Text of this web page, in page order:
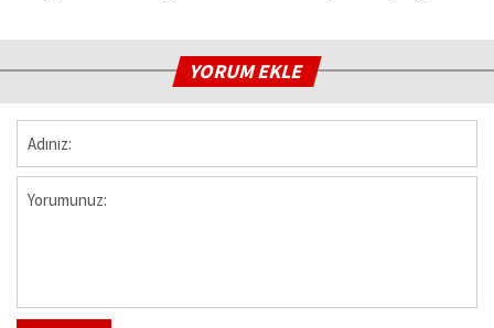
YORUM EKLE